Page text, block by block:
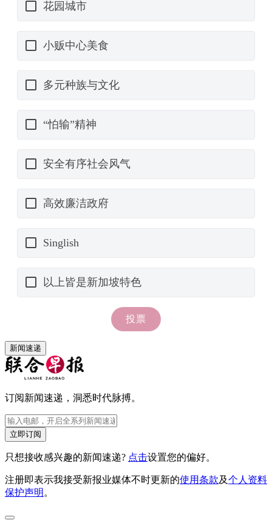
新闻速递
订阅新闻速递，洞悉时代脉搏。
立即订阅
只想接收感兴趣的新闻速递? 点击设置您的偏好。
注册即表示我接受新报业媒体不时更新的使用条款及个人资料
保护声明 。